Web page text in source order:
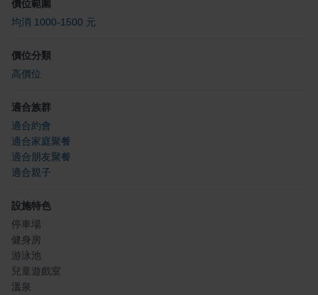
價位範圍
均消 1000-1500 元
價位分類
高價位
適合族群
適合約會
適合家庭聚餐
適合朋友聚餐
適合親子
設施特色
停車場
健身房
游泳池
兒童遊戲室
溫泉